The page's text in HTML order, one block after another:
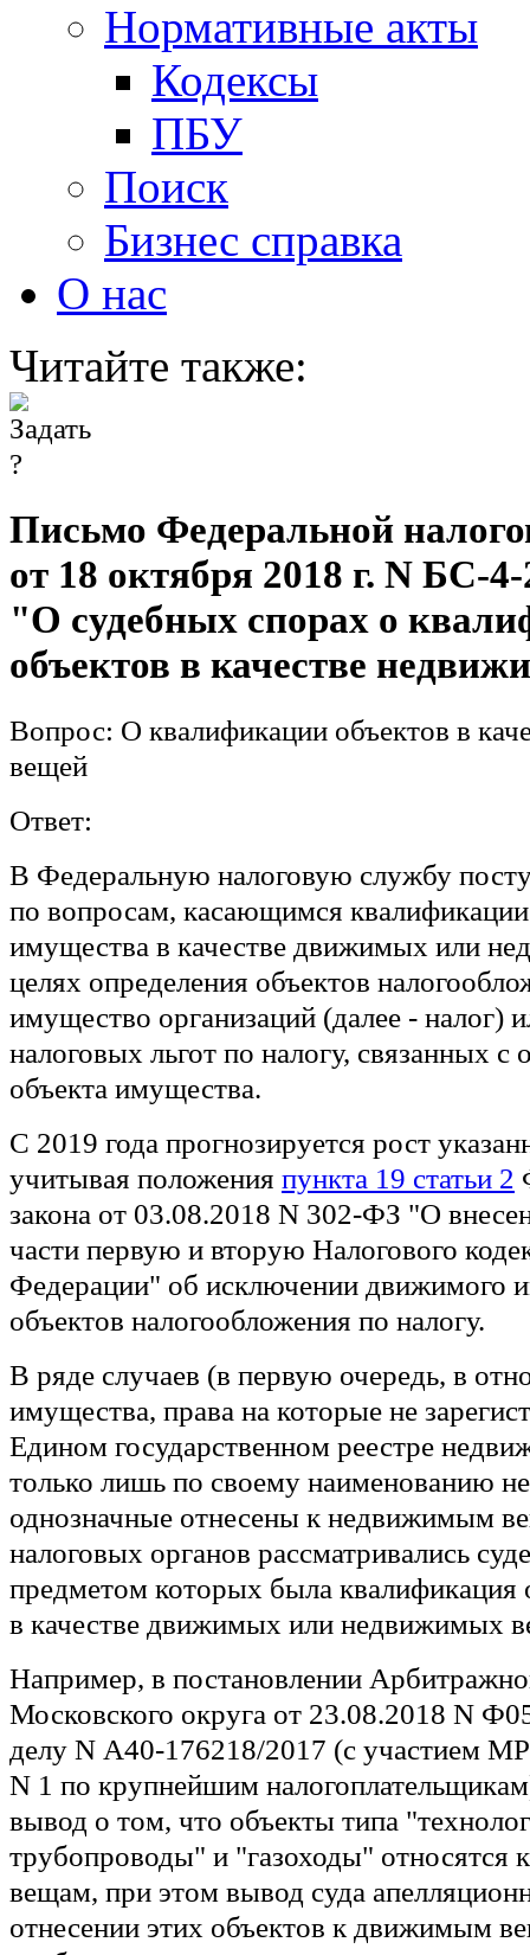
Нормативные акты
Кодексы
ПБУ
Поиск
Бизнес справка
О нас
Читайте также:
Письмо Федеральной
от 18 октября 2018 г. N БС-
"О судебных спорах о
объектов в качестве
Вопрос: О квалификации объектов в
вещей
Ответ:
В Федеральную налоговую службу
по вопросам, касающимся
имущества в качестве движимых или
целях определения объектов
имущество организаций (далее - налог)
налоговых льгот по налогу, связанных с
объекта имущества.
С 2019 года прогнозируется рост
учитывая положения пункта 19 статьи 2
закона от 03.08.2018 N 302-ФЗ "О
части первую и вторую Налогового
Федерации" об исключении движимого
объектов налогообложения по налогу.
В ряде случаев (в первую очередь, в
имущества, права на которые не
Едином государственном реестре
только лишь по своему наименованию
однозначные отнесены к недвижимым
налоговых органов рассматривались
предметом которых была квалификация
в качестве движимых или недвижимых
Например, в постановлении
Московского округа от 23.08.2018 N
делу N А40-176218/2017 (с участием
N 1 по крупнейшим
вывод о том, что объекты типа
трубопроводы" и "газоходы"
вещам, при этом вывод суда
отнесении этих объектов к движимым